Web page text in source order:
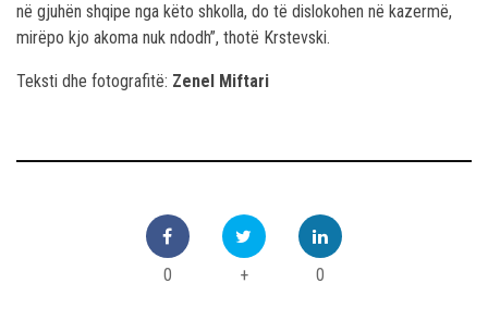
në gjuhën shqipe nga këto shkolla, do të dislokohen në kazermë,
mirëpo kjo akoma nuk ndodh”, thotë Krstevski.
Teksti dhe fotografitë: Zenel Miftari
0 + 0